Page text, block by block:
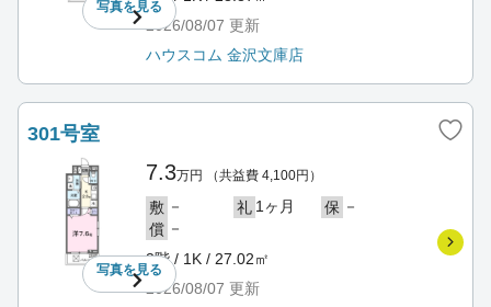
写真を見る
2026/08/07 更新
ハウスコム 金沢文庫店
301号室
写真を見る
7.3万円 （共益費 4,100円）
敷 － 礼 1ヶ月 保 －
償 －
3階 / 1K / 27.02㎡
2026/08/07 更新